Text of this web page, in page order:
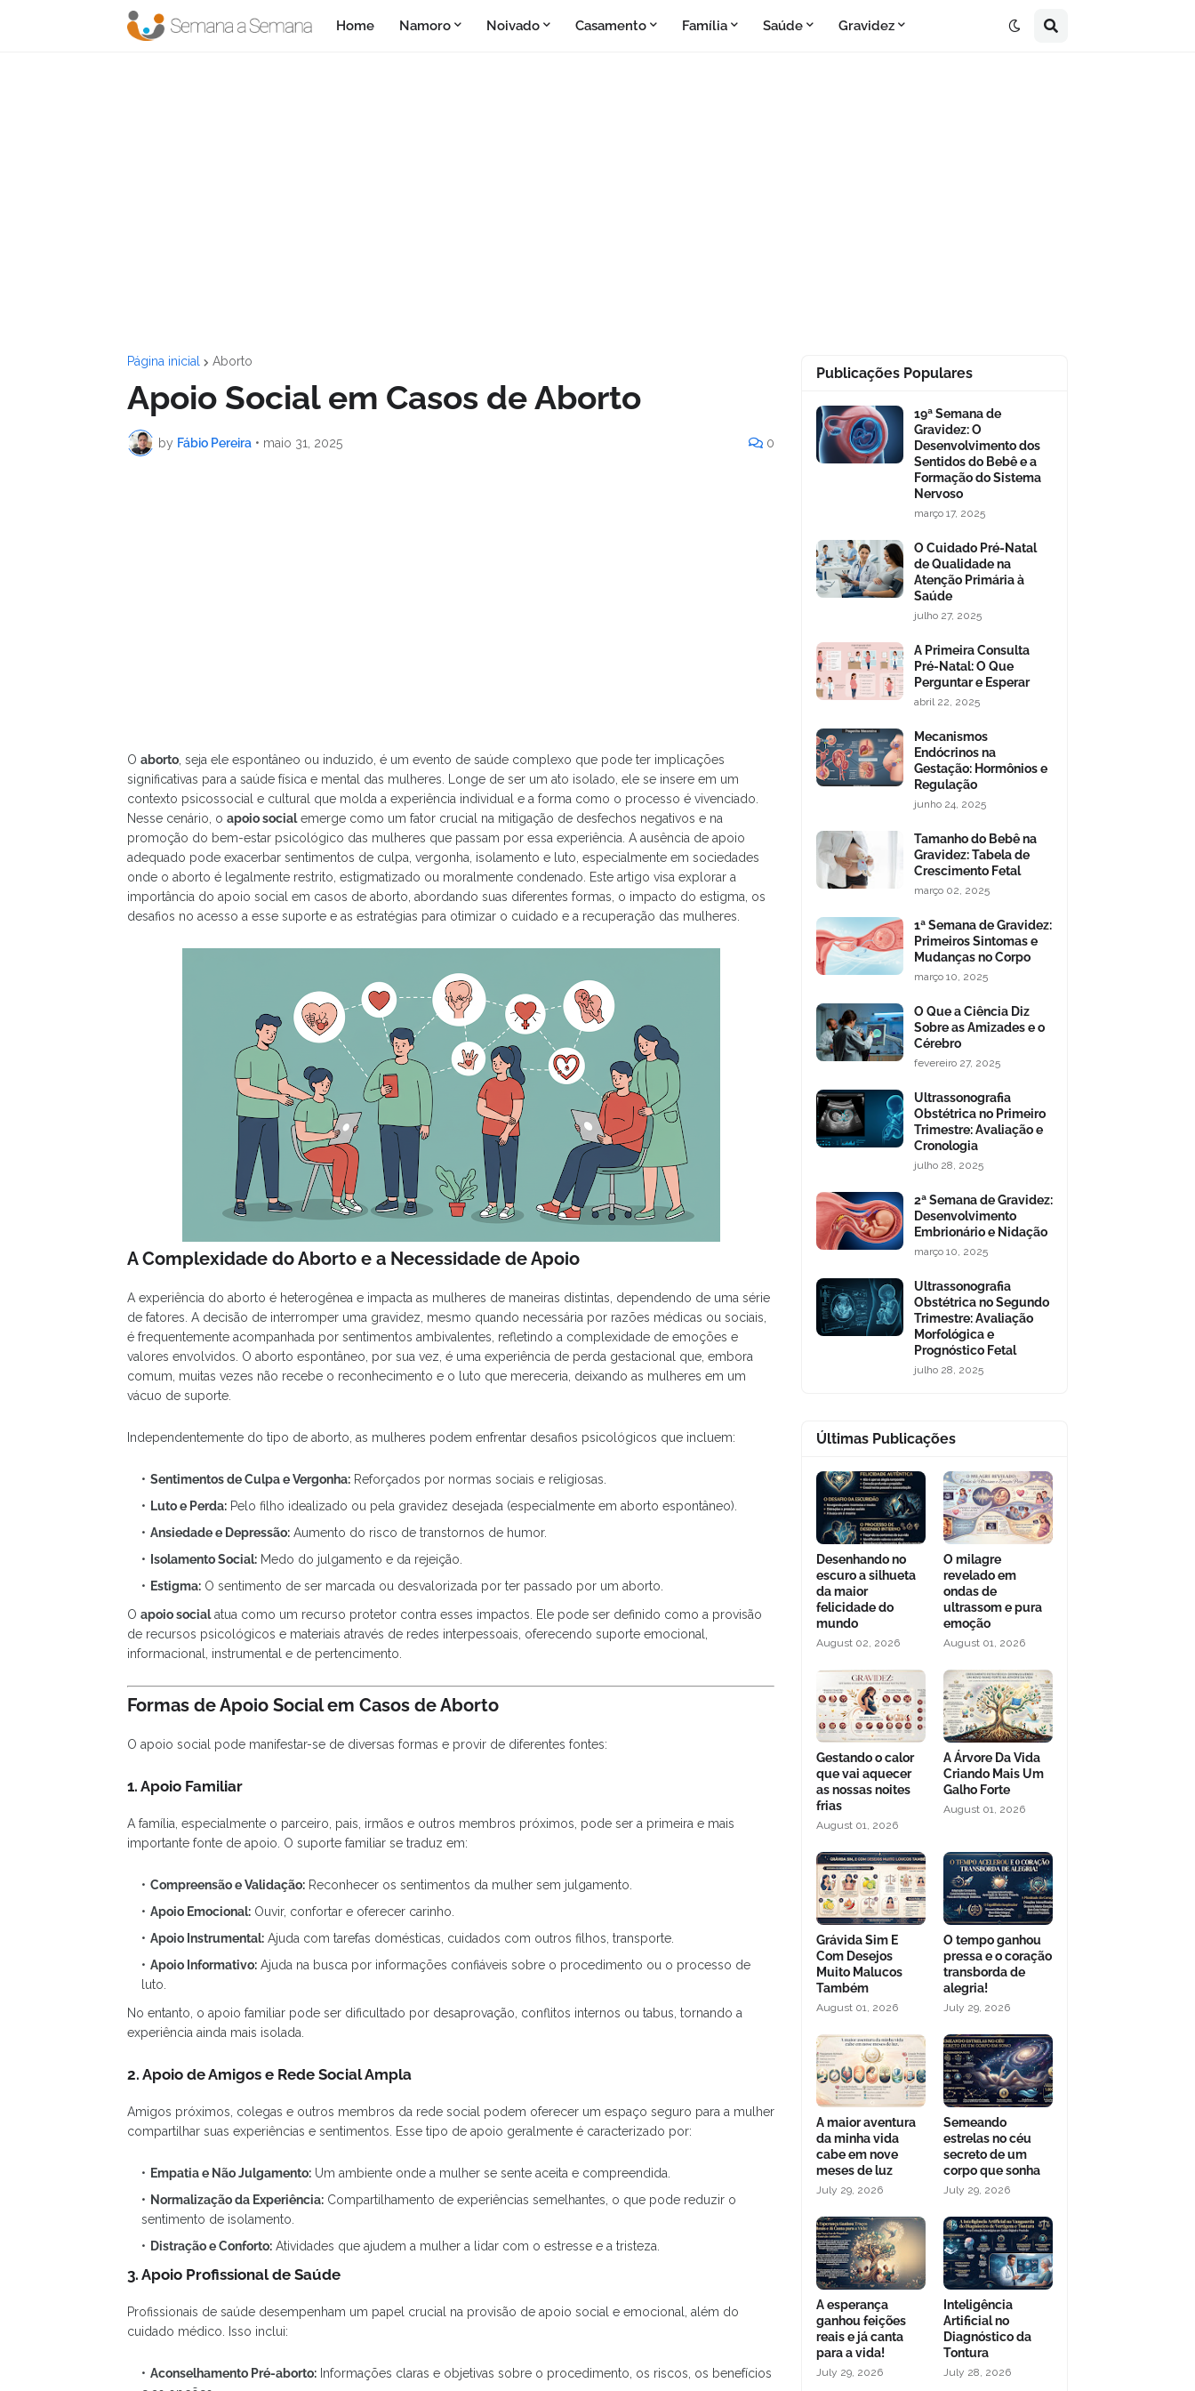
Home Namoro Noivado Casamento Família Saúde Gravidez
Página inicial Aborto
Apoio Social em Casos de Aborto
by Fábio Pereira • maio 31, 2025 0
O aborto , seja ele espontâneo ou induzido, é um evento de saúde complexo que pode ter implicações
significativas para a saúde física e mental das mulheres. Longe de ser um ato isolado, ele se insere em um
contexto psicossocial e cultural que molda a experiência individual e a forma como o processo é vivenciado.
Nesse cenário, o apoio socialemerge como um fator crucial na mitigação de desfechos negativos e na
promoção do bem-estar psicológico das mulheres que passam por essa experiência. A ausência de apoio
adequado pode exacerbar sentimentos de culpa, vergonha, isolamento e luto, especialmente em sociedades
onde o aborto é legalmente restrito, estigmatizado ou moralmente condenado. Este artigo visa explorar a
importância do apoio social em casos de aborto, abordando suas diferentes formas, o impacto do estigma, os
desafios no acesso a esse suporte e as estratégias para otimizar o cuidado e a recuperação das mulheres.
A Complexidade do Aborto e a Necessidade de Apoio
A experiência do aborto é heterogênea e impacta as mulheres de maneiras distintas, dependendo de uma série
de fatores. A decisão de interromper uma gravidez, mesmo quando necessária por razões médicas ou sociais,
é frequentemente acompanhada por sentimentos ambivalentes, refletindo a complexidade de emoções e
valores envolvidos. O aborto espontâneo, por sua vez, é uma experiência de perda gestacional que, embora
comum, muitas vezes não recebe o reconhecimento e o luto que mereceria, deixando as mulheres em um
vácuo de suporte.
Independentemente do tipo de aborto, as mulheres podem enfrentar desafios psicológicos que incluem:
Sentimentos de Culpa e Vergonha: Reforçados por normas sociais e religiosas.
Luto e Perda: Pelo filho idealizado ou pela gravidez desejada (especialmente em aborto espontâneo).
Ansiedade e Depressão: Aumento do risco de transtornos de humor.
Isolamento Social: Medo do julgamento e da rejeição.
Estigma: O sentimento de ser marcada ou desvalorizada por ter passado por um aborto.
O apoio socialatua como um recurso protetor contra esses impactos. Ele pode ser definido como a provisão
de recursos psicológicos e materiais através de redes interpessoais, oferecendo suporte emocional,
informacional, instrumental e de pertencimento.
Formas de Apoio Social em Casos de Aborto
O apoio social pode manifestar-se de diversas formas e provir de diferentes fontes:
1. Apoio Familiar
A família, especialmente o parceiro, pais, irmãos e outros membros próximos, pode ser a primeira e mais
importante fonte de apoio. O suporte familiar se traduz em:
Compreensão e Validação: Reconhecer os sentimentos da mulher sem julgamento.
Apoio Emocional: Ouvir, confortar e oferecer carinho.
Apoio Instrumental: Ajuda com tarefas domésticas, cuidados com outros filhos, transporte.
Apoio Informativo: Ajuda na busca por informações confiáveis sobre o procedimento ou o processo de
luto.
No entanto, o apoio familiar pode ser dificultado por desaprovação, conflitos internos ou tabus, tornando a
experiência ainda mais isolada.
2. Apoio de Amigos e Rede Social Ampla
Amigos próximos, colegas e outros membros da rede social podem oferecer um espaço seguro para a mulher
compartilhar suas experiências e sentimentos. Esse tipo de apoio geralmente é caracterizado por:
Empatia e Não Julgamento: Um ambiente onde a mulher se sente aceita e compreendida.
Normalização da Experiência: Compartilhamento de experiências semelhantes, o que pode reduzir o
sentimento de isolamento.
Distração e Conforto: Atividades que ajudem a mulher a lidar com o estresse e a tristeza.
3. Apoio Profissional de Saúde
Profissionais de saúde desempenham um papel crucial na provisão de apoio social e emocional, além do
cuidado médico. Isso inclui:
Aconselhamento Pré-aborto: Informações claras e objetivas sobre o procedimento, os riscos, os benefícios
Publicações Populares
19ª Semana de
Gravidez: O
Desenvolvimento dos
Sentidos do Bebê e a
Formação do Sistema
Nervoso
março 17, 2025
O Cuidado Pré-Natal
de Qualidade na
Atenção Primária à
Saúde
julho 27, 2025
A Primeira Consulta
Pré-Natal: O Que
Perguntar e Esperar
abril 22, 2025
Mecanismos
Endócrinos na
Gestação: Hormônios e
Regulação
junho 24, 2025
Tamanho do Bebê na
Gravidez: Tabela de
Crescimento Fetal
março 02, 2025
1ª Semana de Gravidez:
Primeiros Sintomas e
Mudanças no Corpo
março 10, 2025
O Que a Ciência Diz
Sobre as Amizades e o
Cérebro
fevereiro 27, 2025
Ultrassonografia
Obstétrica no Primeiro
Trimestre: Avaliação e
Cronologia
julho 28, 2025
2ª Semana de Gravidez:
Desenvolvimento
Embrionário e Nidação
março 10, 2025
Ultrassonografia
Obstétrica no Segundo
Trimestre: Avaliação
Morfológica e
Prognóstico Fetal
julho 28, 2025
Últimas Publicações
Desenhando no
escuro a silhueta
da maior
felicidade do
mundo
August 02, 2026
O milagre
revelado em
ondas de
ultrassom e pura
emoção
August 01, 2026
Gestando o calor
que vai aquecer
as nossas noites
frias
August 01, 2026
A Árvore Da Vida
Criando Mais Um
Galho Forte
August 01, 2026
Grávida Sim E
Com Desejos
Muito Malucos
Também
August 01, 2026
O tempo ganhou
pressa e o coração
transborda de
alegria!
July 29, 2026
A maior aventura
da minha vida
cabe em nove
meses de luz
July 29, 2026
Semeando
estrelas no céu
secreto de um
corpo que sonha
July 29, 2026
A esperança
ganhou feições
reais e já canta
para a vida!
July 29, 2026
Inteligência
Artificial no
Diagnóstico da
Tontura
July 28, 2026